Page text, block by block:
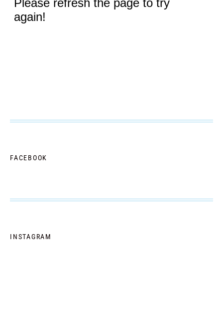
FACEBOOK
INSTAGRAM